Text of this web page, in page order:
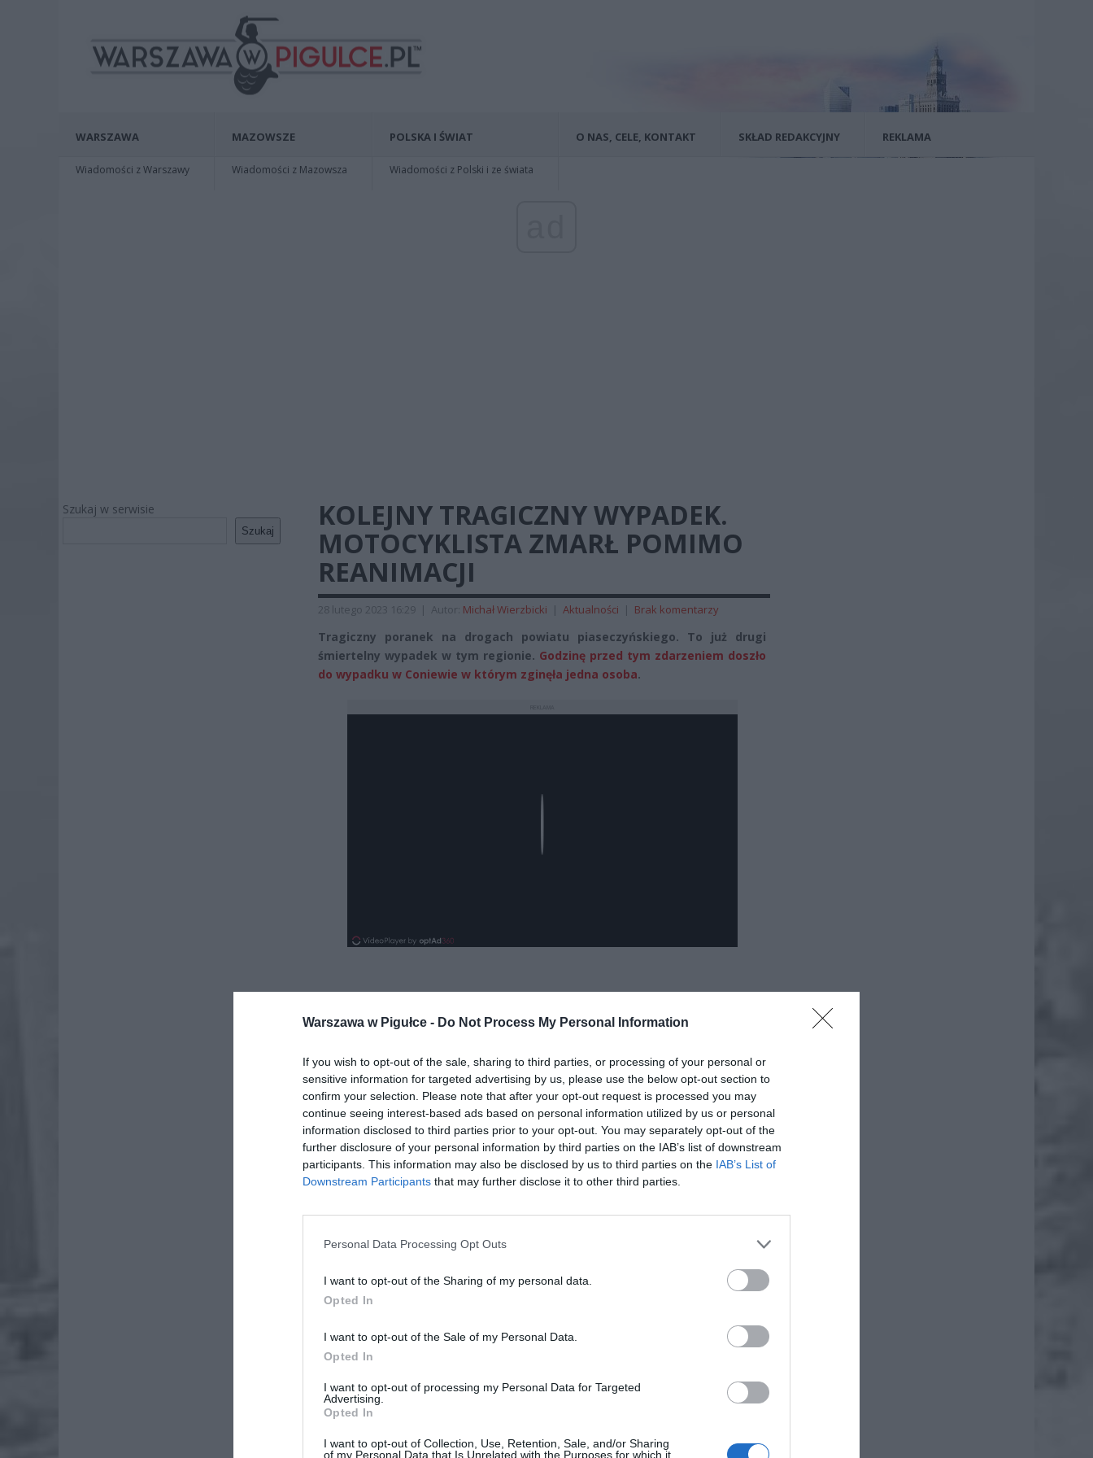
Warszawa w Pigułce - Do Not Process My Personal Information
If you wish to opt-out of the sale, sharing to third parties, or processing of your personal or
sensitive information for targeted advertising by us, please use the below opt-out section to
confirm your selection. Please note that after your opt-out request is processed you may
continue seeing interest-based ads based on personal information utilized by us or personal
information disclosed to third parties prior to your opt-out. You may separately opt-out of the
further disclosure of your personal information by third parties on the IAB’s list of downstream
participants. This information may also be disclosed by us to third parties on the IAB’s List of
Downstream Participants that may further disclose it to other third parties.
Personal Data Processing Opt Outs
I want to opt-out of the Sharing of my personal data.
Opted In
I want to opt-out of the Sale of my Personal Data.
Opted In
I want to opt-out of processing my Personal Data for Targeted
Advertising.
Opted In
I want to opt-out of Collection, Use, Retention, Sale, and/or Sharing
of my Personal Data that Is Unrelated with the Purposes for which it
WARSZAWA
Wiadomości z Warszawy
MAZOWSZE
Wiadomości z Mazowsza
POLSKA I ŚWIAT
Wiadomości z Polski i ze świata
O NAS, CELE, KONTAKT SKŁAD REDAKCYJNY REKLAMA
Szukaj w serwisie
Szukaj
KOLEJNY TRAGICZNY WYPADEK.
MOTOCYKLISTA ZMARŁ POMIMO
REANIMACJI
28 lutego 2023 16:29 | Autor: Michał Wierzbicki | Aktualności | Brak komentarzy
Tragiczny poranek na drogach powiatu piaseczyńskiego. To już drugi
śmiertelny wypadek w tym regionie. Godzinę przed tym zdarzeniem doszło
do wypadku w Coniewie w którym zginęła jedna osoba.
ad
Fot. Policja Piaseczno
Fot. Policja Piaseczno